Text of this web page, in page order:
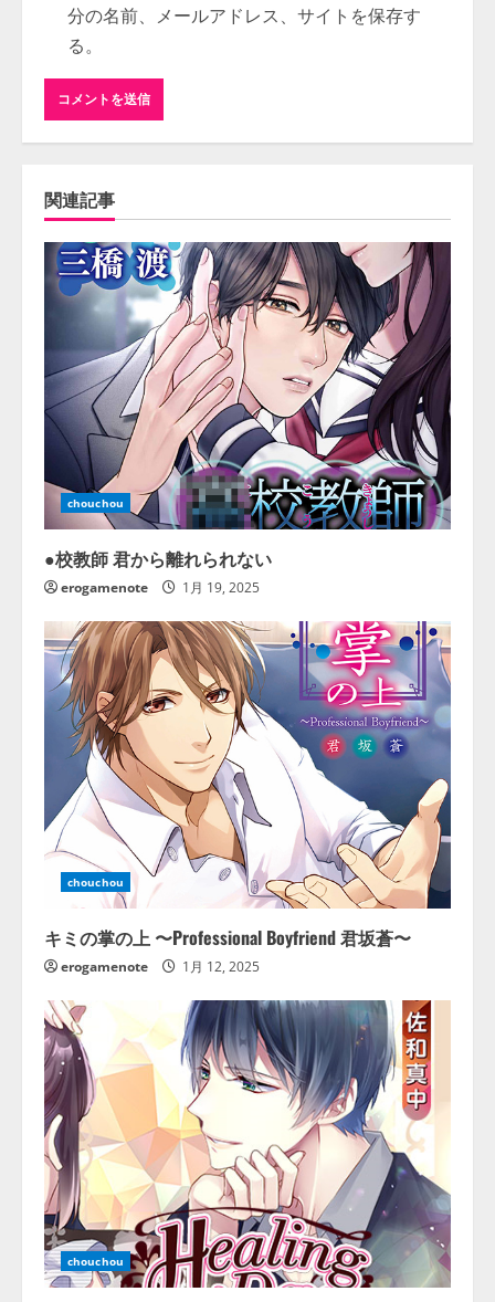
分の名前、メールアドレス、サイトを保存す
る。
関連記事
chouchou
●校教師 君から離れられない
erogamenote 1月 19, 2025
chouchou
キミの掌の上 〜Professional Boyfriend 君坂蒼〜
erogamenote 1月 12, 2025
chouchou